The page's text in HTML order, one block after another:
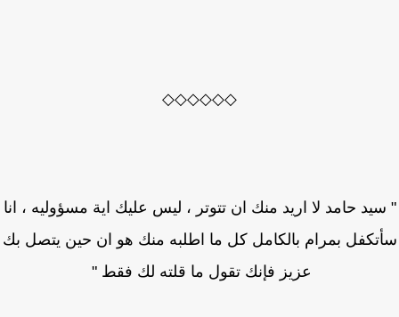
◇◇◇◇◇◇
حامد لا اريد منك ان تتوتر ، ليس عليك اية مسؤوليه ، انا
بمرام بالكامل كل ما اطلبه منك هو ان حين يتصل بك
عزيز فإنك تقول ما قلته لك فقط "